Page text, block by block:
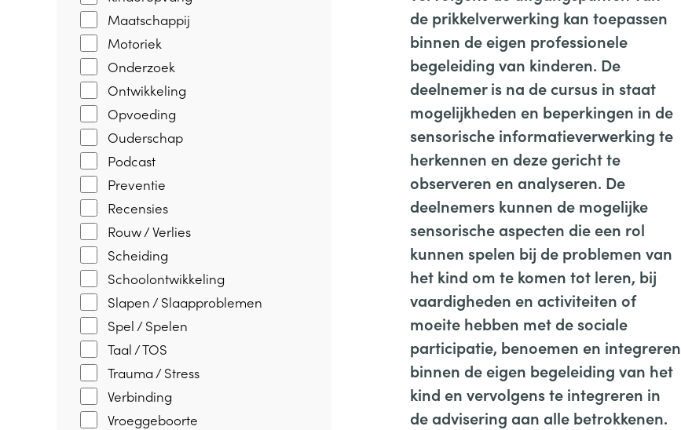
Maatschappij
Motoriek
Onderzoek
Ontwikkeling
Opvoeding
Ouderschap
Podcast
Preventie
Recensies
Rouw / Verlies
Scheiding
Schoolontwikkeling
Slapen / Slaapproblemen
Spel / Spelen
Taal / TOS
Trauma / Stress
Verbinding
Vroeggeboorte
de prikkelverwerking kan toepassen
binnen de eigen professionele
begeleiding van kinderen. De
deelnemer is na de cursus in staat
mogelijkheden en beperkingen in de
sensorische informatieverwerking te
herkennen en deze gericht te
observeren en analyseren. De
deelnemers kunnen de mogelijke
sensorische aspecten die een rol
kunnen spelen bij de problemen van
het kind om te komen tot leren, bij
vaardigheden en activiteiten of
moeite hebben met de sociale
participatie, benoemen en integreren
binnen de eigen begeleiding van het
kind en vervolgens te integreren in
de advisering aan alle betrokkenen.